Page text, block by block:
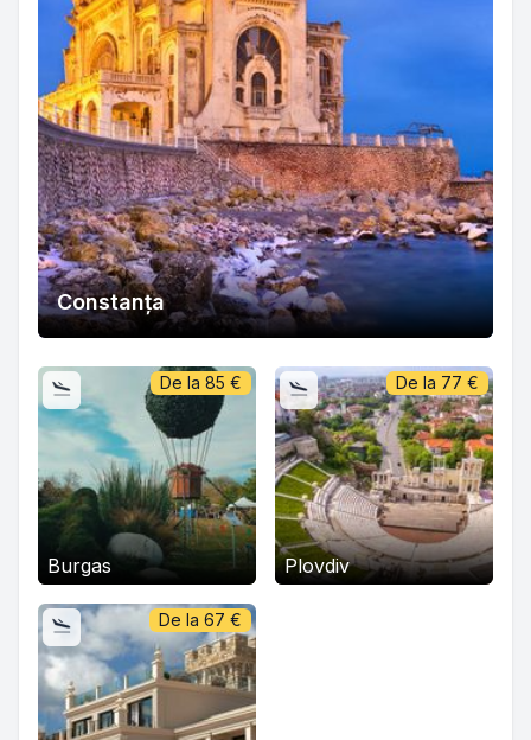
Constanța
Burgas
De la 85 €
Plovdiv
De la 77 €
De la 67 €